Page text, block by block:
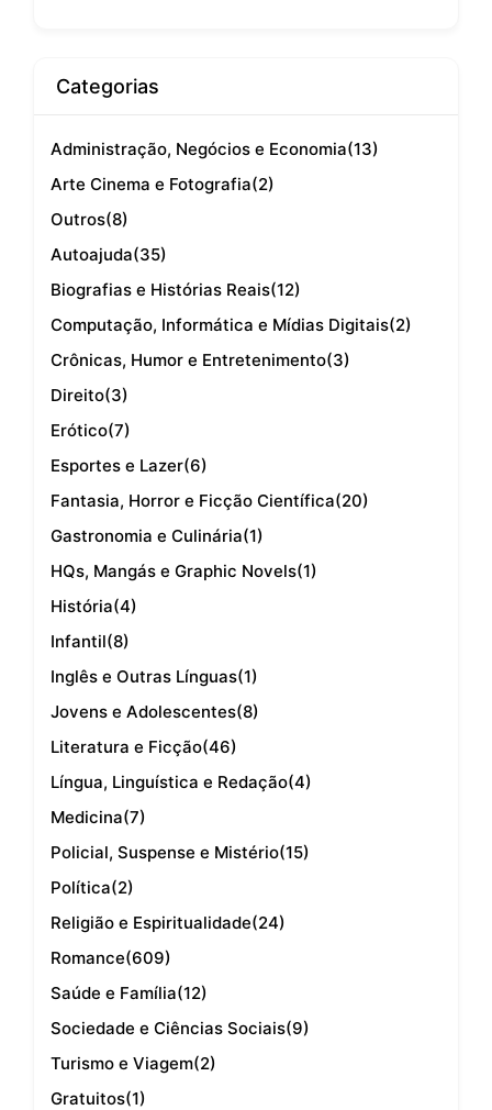
Categorias
Administração, Negócios e Economia(13)
Arte Cinema e Fotografia(2)
Outros(8)
Autoajuda(35)
Biografias e Histórias Reais(12)
Computação, Informática e Mídias Digitais(2)
Crônicas, Humor e Entretenimento(3)
Direito(3)
Erótico(7)
Esportes e Lazer(6)
Fantasia, Horror e Ficção Científica(20)
Gastronomia e Culinária(1)
HQs, Mangás e Graphic Novels(1)
História(4)
Infantil(8)
Inglês e Outras Línguas(1)
Jovens e Adolescentes(8)
Literatura e Ficção(46)
Língua, Linguística e Redação(4)
Medicina(7)
Policial, Suspense e Mistério(15)
Política(2)
Religião e Espiritualidade(24)
Romance(609)
Saúde e Família(12)
Sociedade e Ciências Sociais(9)
Turismo e Viagem(2)
Gratuitos(1)